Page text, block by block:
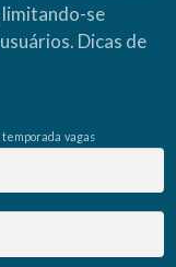
se
Dicas de
temporada vagas